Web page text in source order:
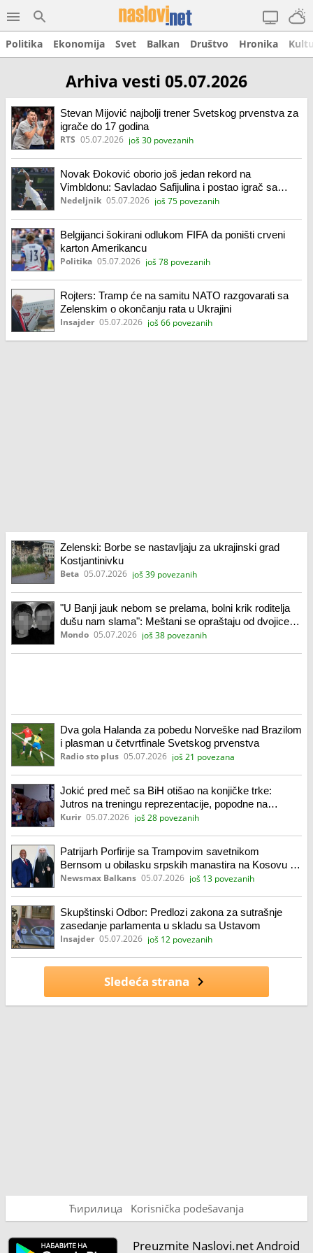
Politika Ekonomija Svet Balkan Društvo Hronika
Arhiva vesti 05.07.2026
Stevan Mijović najbolji trener Svetskog prvenstva za
igrače do 17 godina
RTS 05.07.2026 još 30 povezanih
Novak Đoković oborio još jedan rekord na
Vimbldonu: Savladao Safijulina i postao igrač sa
najviše pobeda u istoriji čuvenog turnira
Nedeljnik 05.07.2026 još 75 povezanih
Belgijanci šokirani odlukom FIFA da poništi crveni
karton Amerikancu
Politika 05.07.2026 još 78 povezanih
Rojters: Tramp će na samitu NATO razgovarati sa
Zelenskim o okončanju rata u Ukrajini
Insajder 05.07.2026 još 66 povezanih
Zelenski: Borbe se nastavljaju za ukrajinski grad
Kostjantinivku
Beta 05.07.2026 još 39 povezanih
"U Banji jauk nebom se prelama, bolni krik roditelja
dušu nam slama": Meštani se opraštaju od dvojice
mladića
Mondo 05.07.2026 još 38 povezanih
Dva gola Halanda za pobedu Norveške nad Brazilom
i plasman u četvrtfinale Svetskog prvenstva
Radio sto plus 05.07.2026 još 21 povezana
Jokić pred meč sa BiH otišao na konjičke trke:
Jutros na treningu reprezentacije, popodne na
hipodromu...
Kurir 05.07.2026 još 28 povezanih
Patrijarh Porfirije sa Trampovim savetnikom
Bernsom u obilasku srpskih manastira na Kosovu i
Metohiji
Newsmax Balkans 05.07.2026 još 13 povezanih
Skupštinski Odbor: Predlozi zakona za sutrašnje
zasedanje parlamenta u skladu sa Ustavom
Insajder 05.07.2026 još 12 povezanih
Sledeća strana
Ћирилица Korisnička podešavanja
Preuzmite Naslovi.net Android